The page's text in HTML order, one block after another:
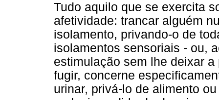
Tudo aquilo que se exercita
afetividade: trancar alguém
isolamento, privando-o de
isolamentos sensoriais - ou,
estimulação sem lhe deixar
fugir, concerne
urinar, privá-lo de alimento